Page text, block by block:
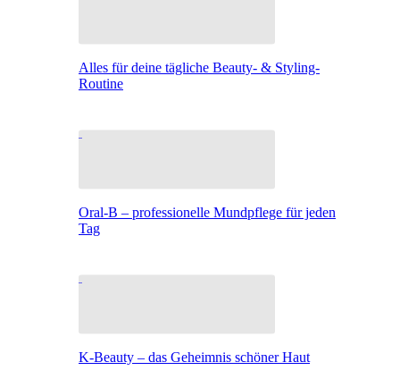
Alles für deine tägliche Beauty- & Styling-
Routine
Oral-B – professionelle Mundpflege für jeden
Tag
K-Beauty – das Geheimnis schöner Haut